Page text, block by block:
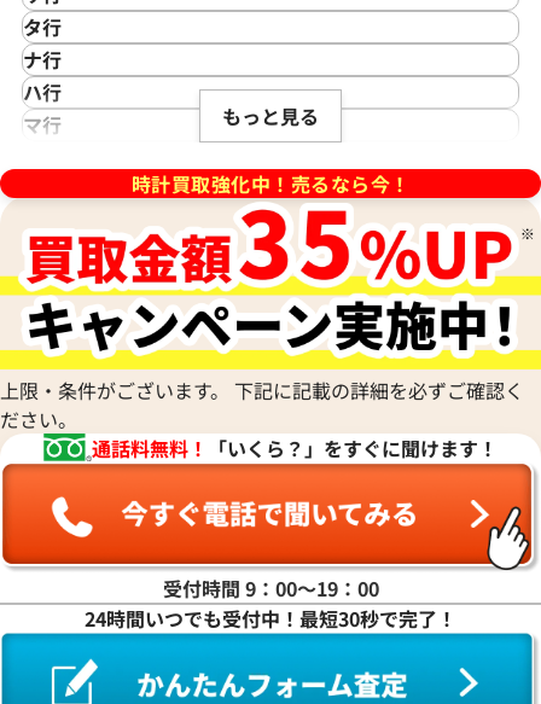
IWC
アイダブリューシー
Azimuth
アジムース
ANONIMO
Alain Silberstein
アラン・シルベスタイン
Armand Nicolet
アルマン・ニコレ
WALTHAM
ウォルサム
HUBLOT
ウブロ
ETERNA
エテルナ
EDOX
エドックス
EBERHARD
エベラール
エポス
カシオ
Cartier
カルティエ
Gaga Milano
ガガミラノ
Quinting
クインティング
Cuervo y Sobrinos
クエルボ・イ・ソブリノス
CVSTOS
クストス
Chronoswiss
クロノスイス
GUCCI
グッチ
Graham
Grand Seiko
グランドセイコー
CORUM
コルム
Concord
コンコルド
Saint Laurent
サンローラン
Shellman
シェルマン
CITIZEN
シチズン
CHANEL
シャネル
Chopard
ショパール
CHAUMET
ショーメ
Jacob & Co.
ジェイコブ
Gerald Genta
ジェラルド・ジェンタ
ジャガー・ルクルト
Jaquet Droz
ジャケ・ドロー
Girard-Perregaux
ジラール・ペルゴ
Sinn
タ行
TAG Heuer
タグ・ホイヤー
Daniel Roth
ダニエル・ロート
TUDOR
チューダー(チュードル)
Tiffany & Co.
ティファニー
Dior
ディオール
ナ行
NOMOS Glashütte
ノモス グラスヒュッテ
ハ行
Hamilton
Harry Winston
Patek Philippe
パテック フィリップ
Panerai
パネライ
Parmigiani Fleurier
パルミジャーニ・フルリエ
Piaget
ピアジェ
PIERRE KUNZ
ピエール・クンツ
FRANCK MULLER
フランク ミュラー
ブシュロン
BREITLING
ブライトリング
マ行
モーリス・ラクロア
RALPH LAUREN
Richard Mille
リシャール・ミル
Louis Vuitton
ルイ・ヴィトン
Luminox
ルミノックス
Ressence
レッセンス
ROGER DUBUIS
ロジェ・デュブイ
ROLEX
ロレックス
ロンジン
もっと見る
時計買取強化中！売るなら今！
上限・条件がございます。 下記に記載の詳細を必ずご確認く
ださい。
通話料無料！
「いくら？」をすぐに聞けます！
受付時間 9：00〜19：00
24時間いつでも受付中！最短30秒で完了！